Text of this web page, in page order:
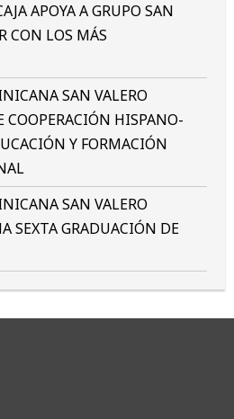
APOYA A GRUPO SAN
CON LOS MÁS
SAN VALERO
COOPERACIÓN HISPANO-
Y FORMACIÓN
SAN VALERO
SEXTA GRADUACIÓN DE